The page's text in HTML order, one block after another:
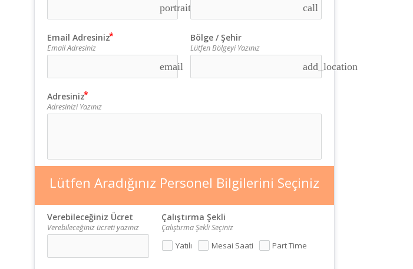
portrait call
Email Adresiniz
Email Adresiniz
email
Bölge / Şehir
Lütfen Bölgeyi Yazınız
add_location
Adresiniz
Adresinizi Yazınız
Lütfen Aradığınız Personel Bilgilerini Seçiniz
Verebileceğiniz Ücret
Verebileceğiniz ücreti yazınız
Çalıştırma Şekli
Çalıştırma Şekli Seçiniz
Yatılı Mesai Saati Part Time